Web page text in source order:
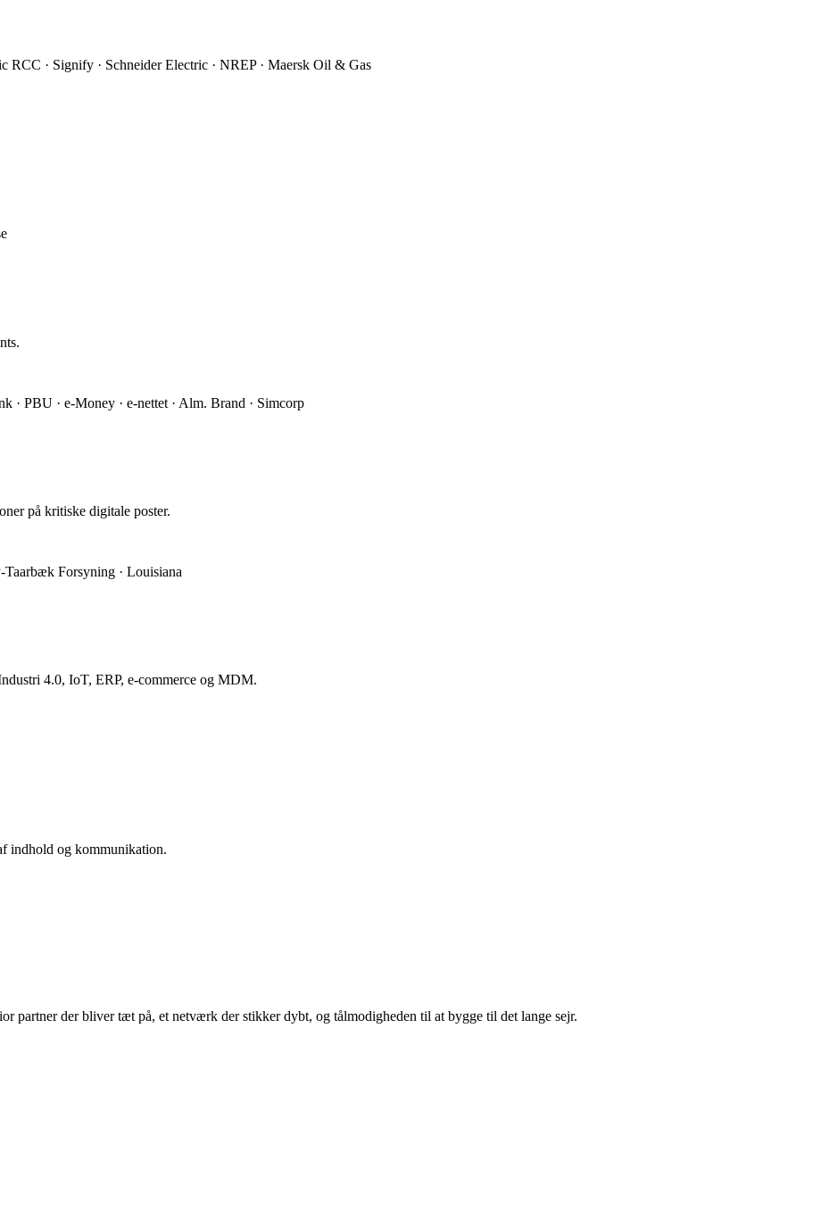
RCC · Signify · Schneider Electric · NREP · Maersk Oil & Gas
· PBU · e-Money · e-nettet · Alm. Brand · Simcorp
på kritiske digitale poster.
Forsyning · Louisiana
4.0, IoT, ERP, e-commerce og MDM.
indhold og kommunikation.
partner der bliver tæt på, et netværk der stikker dybt, og tålmodigheden til at bygge til det lange sejr.